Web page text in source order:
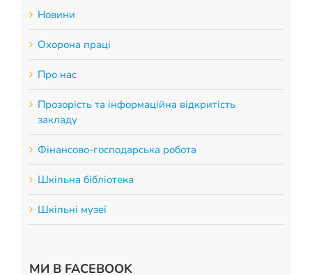
Новини
Охорона праці
Про нас
Прозорість та інформаційна відкритість
закладу
Фінансово-господарська робота
Шкільна бібліотека
Шкільні музеї
МИ В FACEBOOK